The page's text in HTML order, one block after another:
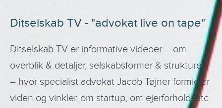
Ditselskab TV - "advokat live on tape"
Ditselskab TV er informative videoer – om
overblik & detaljer, selskabsformer & strukturer
– hvor specialist advokat Jacob Tøjner formidler
viden og vinkler, om startup, om ejerforhold, etc.